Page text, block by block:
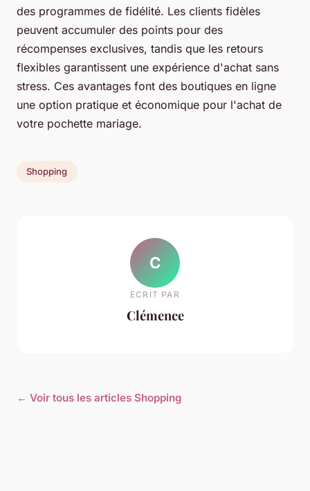
des programmes de fidélité. Les clients fidèles
peuvent accumuler des points pour des
récompenses exclusives, tandis que les retours
flexibles garantissent une expérience d'achat sans
stress. Ces avantages font des boutiques en ligne
une option pratique et économique pour l'achat de
votre pochette mariage.
Shopping
C
ECRIT PAR
Clémence
← Voir tous les articles Shopping